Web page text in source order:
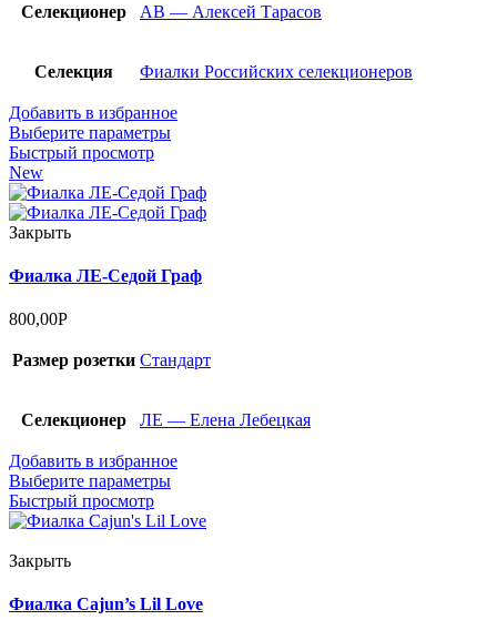
Селекционер АВ — Алексей Тарасов
Селекция Фиалки Российских селекционеров
Добавить в избранное
Выберите параметры
Быстрый просмотр
New
Закрыть
Фиалка ЛЕ-Седой Граф
800,00Р
Размер розетки Стандарт
Селекционер ЛЕ — Елена Лебецкая
Добавить в избранное
Выберите параметры
Быстрый просмотр
Закрыть
Фиалка Cajun’s Lil Love